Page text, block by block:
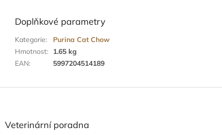
Doplňkové parametry
Kategorie:
Purina Cat Chow
Hmotnost:
1.65 kg
EAN: 5997204514189
Z
aVeterinární poradna